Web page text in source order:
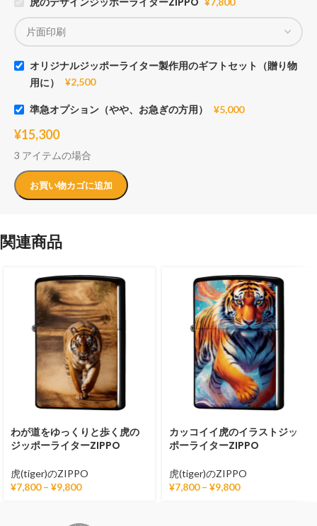
オリジナルジッポーライター製作用のギフトセット（贈り物
用に）
¥2,500
準急オプション（やや、お急ぎの方用） ¥5,000
¥15,300
3 アイテムの場合
お買い物カゴに追加
関連商品
わが道をゆっくりと歩く虎の
ジッポーライターZIPPO
虎(tiger)のZIPPO
¥7,800 – ¥9,800
カッコイイ虎のイラストジッ
ポーライターZIPPO
虎(tiger)のZIPPO
¥7,800 – ¥9,800